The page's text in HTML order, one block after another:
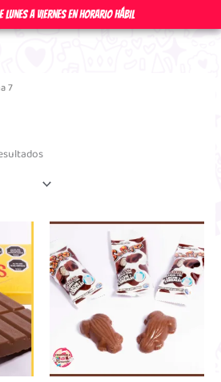
LUNES A VIERNES EN HORARIO HÁBIL
7